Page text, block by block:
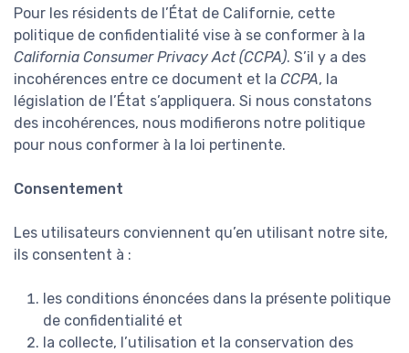
Pour les résidents de l’État de Californie, cette
politique de confidentialité vise à se conformer à la
California Consumer Privacy Act (CCPA). S’il y a des
incohérences entre ce document et la CCPA, la
législation de l’État s’appliquera. Si nous constatons
des incohérences, nous modifierons notre politique
pour nous conformer à la loi pertinente.
Consentement
Les utilisateurs conviennent qu’en utilisant notre site,
ils consentent à :
les conditions énoncées dans la présente politique
de confidentialité et
la collecte, l’utilisation et la conservation des